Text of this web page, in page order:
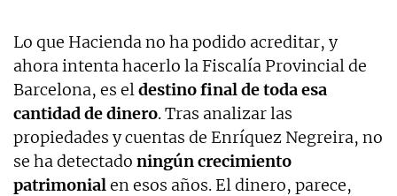
Lo que Hacienda no ha podido acreditar, y
ahora intenta hacerlo la Fiscalía Provincial de
Barcelona, es eldestino final de toda esa
cantidad de dinero. Tras analizar las
propiedades y cuentas de Enríquez Negreira, no
se ha detectado ningún crecimiento
patrimonialen esos años. El dinero, parece,